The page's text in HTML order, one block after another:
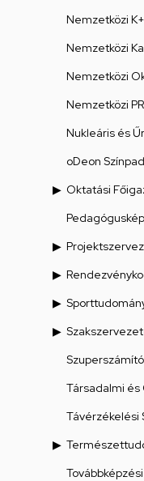
Nemzetközi
Nemzetközi
Nemzetközi
Nemzetközi
Nukleáris és
oDeon
Oktatási
Társadalmi és
Távérzékelési